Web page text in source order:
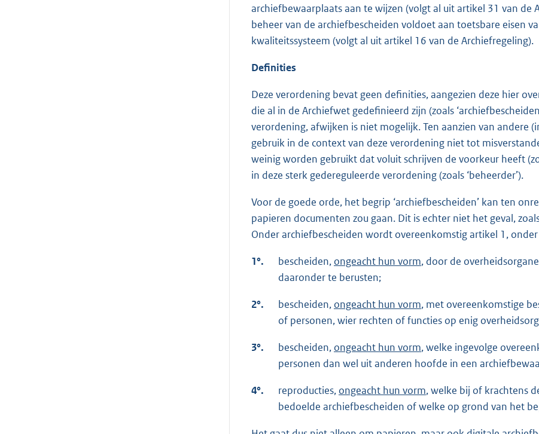
archiefbewaarplaats aan te wijzen (volgt al uit artikel 31 van
beheer van de archiefbescheiden voldoet aan toetsbare eisen
kwaliteitssysteem (volgt al uit artikel 16 van de Archiefregeling).
Definities
Deze verordening bevat geen definities, aangezien deze hier
die al in de Archiefwet gedefinieerd zijn (zoals
verordening, afwijken is niet mogelijk. Ten aanzien van
gebruik in de context van deze verordening niet tot
weinig worden gebruikt dat voluit schrijven de voorkeur heeft
in deze sterk gedereguleerde verordening (zoals ‘beheerder’).
Voor de goede orde, het begrip ‘archiefbescheiden’ kan ten
papieren documenten zou gaan. Dit is echter niet het geval,
Onder archiefbescheiden wordt overeenkomstig artikel 1,
1°. bescheiden, ongeacht hun vorm, door de
daaronder te berusten;
2°. bescheiden, ongeacht hun vorm, met overeenkomstige
of personen, wier rechten of functies op enig
3°. bescheiden, ongeacht hun vorm, welke ingevolge
personen dan wel uit anderen hoofde in een
4°. reproducties, ongeacht hun vorm, welke bij of krachtens
bedoelde archiefbescheiden of welke op grond van het